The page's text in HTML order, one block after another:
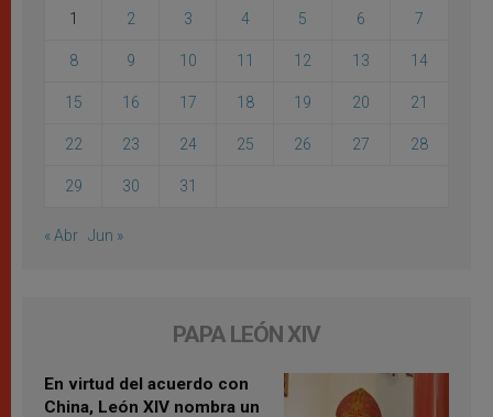
1 2 3 4 5 6 7
8 9 10 11 12 13 14
15 16 17 18 19 20 21
22 23 24 25 26 27 28
29 30 31
« Abr Jun »
PAPA LEÓN XIV
En virtud del acuerdo con
China, León XIV nombra un